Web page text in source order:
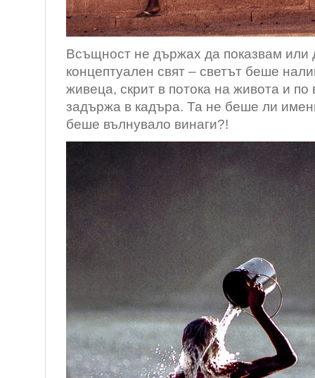
Всъщност не държах да показвам или
концептуален свят – светът беше
живеца, скрит в потока на живота и по
задържа в кадъра. Та не беше ли
беше вълнувало винаги?!